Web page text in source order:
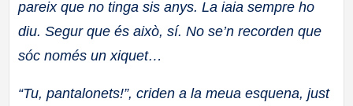
pareix que no tinga sis anys. La iaia sempre ho
diu. Segur que és això, sí. No se’n recorden que
sóc només un xiquet…
“Tu, pantalonets!”, criden a la meua esquena, just